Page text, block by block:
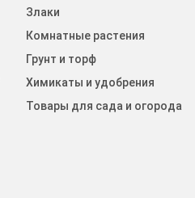
Злаки
Комнатные растения
Грунт и торф
Химикаты и удобрения
Товары для сада и огорода